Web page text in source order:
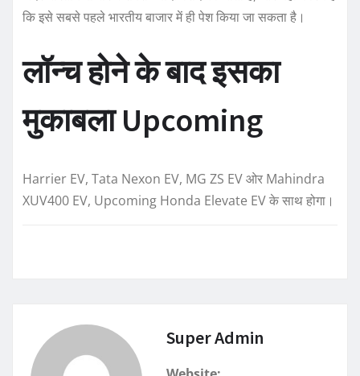
कि इसे सबसे पहले भारतीय बाजार में ही पेश किया जा सकता है। ‌
लॉन्च होने के बाद इसका
मुकाबला Upcoming
Harrier EV, Tata Nexon EV, MG ZS EV ओर Mahindra
XUV400 EV, Upcoming Honda Elevate EV के साथ होगा।
Super Admin